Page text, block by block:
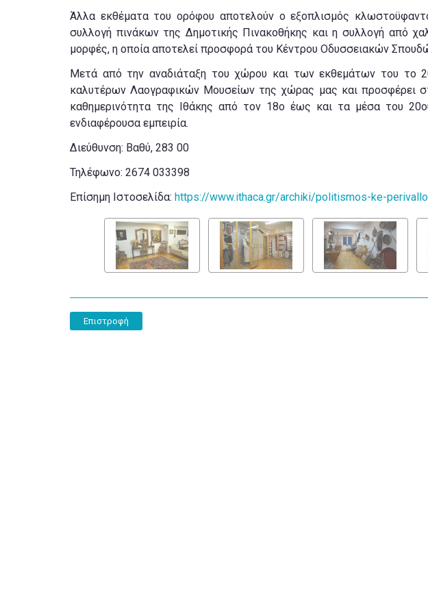
Άλλα εκθέματα του ορόφου αποτελούν ο εξοπλισμός
συλλογή πινάκων της Δημοτικής Πινακοθήκης και η συλλογή από
μορφές, η οποία αποτελεί προσφορά του Κέντρου Οδυσσειακών
Μετά από την αναδιάταξη του χώρου και των εκθεμάτων του το
καλυτέρων Λαογραφικών Μουσείων της χώρας μας και προσφέρει
καθημερινότητα της Ιθάκης από τον 18ο έως και τα μέσα του
ενδιαφέρουσα εμπειρία.
Διεύθυνση: Βαθύ, 283 00
Τηλέφωνο: 2674 033398
Επίσημη Ιστοσελίδα: https://www.ithaca.gr/archiki/politismos-ke-
Επιστροφή